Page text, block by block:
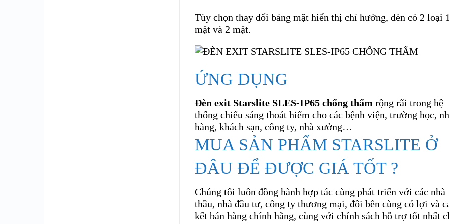
Tùy chọn thay đổi bảng mặt hiển thị chỉ hướng, đèn có 2 loại 1
mặt và 2 mặt.
ỨNG DỤNG
Đèn exit Starslite SLES-IP65 chống thấmrộng rãi trong hệ
thống chiếu sáng thoát hiểm cho các bệnh viện, trường học,
hàng, khách sạn, công ty, nhà xưởng…
MUA SẢN PHẨM STARSLITE Ở
ĐÂU ĐỂ ĐƯỢC GIÁ TỐT ?
Chúng tôi luôn đồng hành hợp tác cùng phát triển với các nhà
thầu, nhà đầu tư, công ty thương mại, đôi bên cùng có lợi và
kết bán hàng chính hãng, cùng với chính sách hỗ trợ tốt nhất